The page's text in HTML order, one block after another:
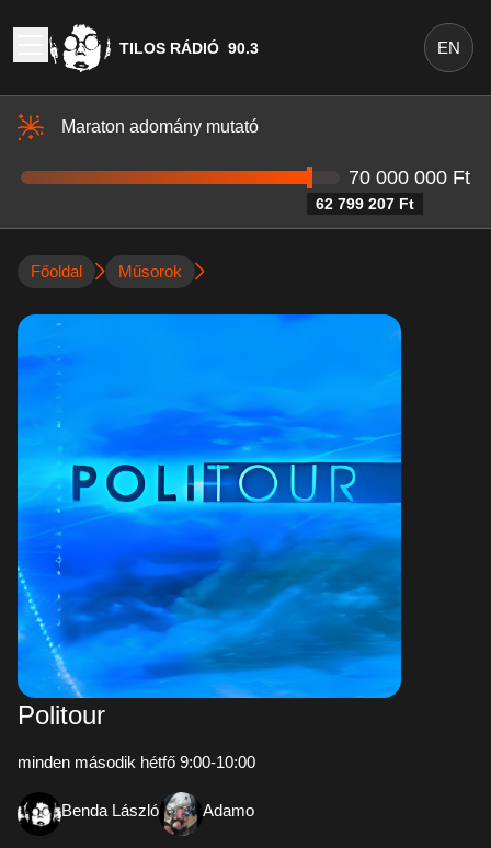
TILOS RÁDIÓ 90.3 EN
Maraton adomány mutató
62 799 207 Ft
70 000 000 Ft
Főoldal Műsorok
Politour
minden második hétfő 9:00-10:00
Benda László Adamo